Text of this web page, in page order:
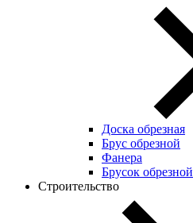
Доска обрезная
Брус обрезной
Фанера
Брусок обрезной
Строительство